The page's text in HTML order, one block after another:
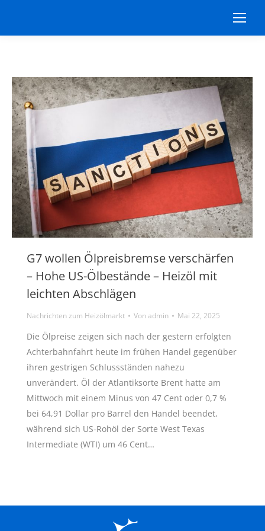
G7 wollen Ölpreisbremse verschärfen
– Hohe US-Ölbestände – Heizöl mit
leichten Abschlägen
Nachrichten zum Heizölmarkt Vonadmin Mai 22, 2025
Die Ölpreise zeigen sich nach der gestern erfolgten
Achterbahnfahrt heute im frühen Handel gegenüber
ihren gestrigen Schlussständen nahezu
unverändert. Öl der Atlantiksorte Brent hatte am
Mittwoch mit einem Minus von 47 Cent oder 0,7 %
bei 64,91 Dollar pro Barrel den Handel beendet,
während sich US-Rohöl der Sorte West Texas
Intermediate (WTI) um 46 Cent…